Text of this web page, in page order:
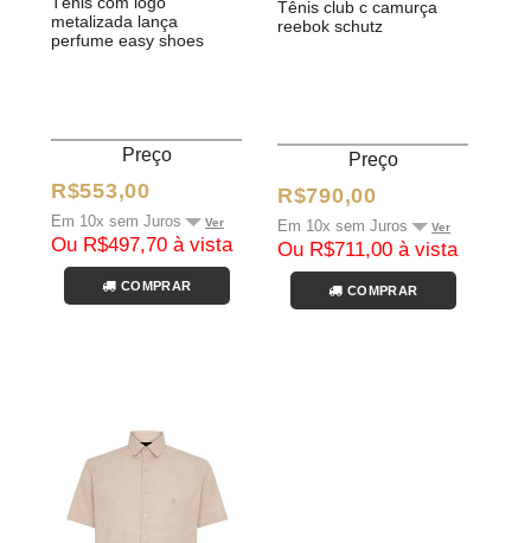
metalizada lança
perfume easy shoes
Preço
R$553,00
Em 10x sem Juros Ver
Ou R$497,70 à vista
COMPRAR
tênis club c camurça
reebok schutz
Preço
R$790,00
Em 10x sem Juros Ver
Ou R$711,00 à vista
COMPRAR